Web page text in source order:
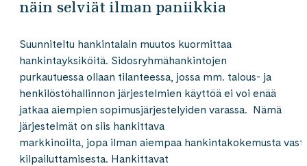
näin selviät ilman paniikkia
Suunniteltu hankintalain muutos kuormittaa
hankintayksiköitä. Sidosryhmähankintojen
purkautuessa ollaan tilanteessa, jossa mm. talous- ja
henkilöstöhallinnon järjestelmien käyttöä ei voi enää
jatkaa aiempien sopimusjärjestelyiden varassa. Nämä
järjestelmät on siis hankittava
markkinoilta, jopa ilman aiempaa hankintakokemusta
kilpailuttamisesta. Hankittavat